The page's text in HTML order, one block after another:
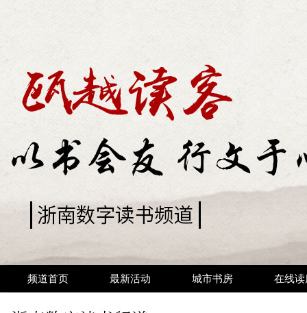
频道首页 最新活动 城市书房 在线读